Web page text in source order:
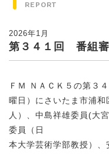
REPORT
2026年1月
第３４１回 番組
ＦＭ ＮＡＣＫ５の第３
曜日）にさいたま市浦
人）、中島祥雄委員(大
委員（日
本大学芸術学部教授）